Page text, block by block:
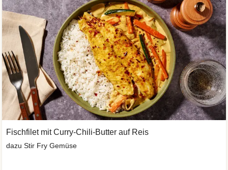
Fischfilet mit Curry-Chili-Butter auf Reis
dazu Stir Fry Gemüse